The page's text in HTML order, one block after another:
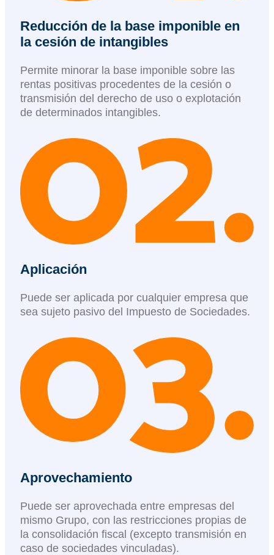
Reducción de la base imponible en
la cesión de intangibles
Permite minorar la base imponible sobre las
rentas positivas procedentes de la cesión o
transmisión del derecho de uso o explotación
de determinados intangibles.​
Aplicación
Puede ser aplicada por cualquier empresa que
sea sujeto pasivo del Impuesto de Sociedades.​
Aprovechamiento
Puede ser aprovechada entre empresas del
mismo Grupo, con las restricciones propias de
la consolidación fiscal (excepto transmisión en
caso de sociedades vinculadas).​